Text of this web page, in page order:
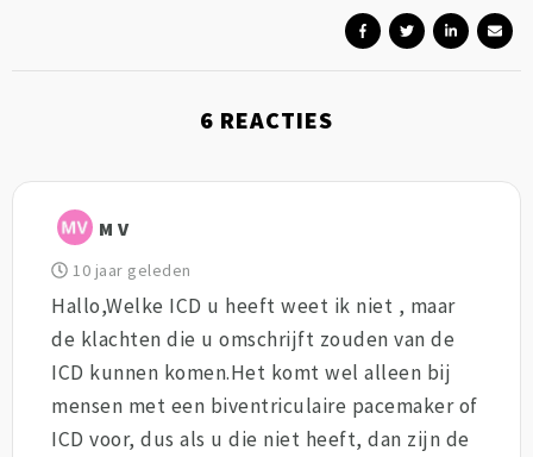
6 REACTIES
M V
10 jaar geleden
Hallo,Welke ICD u heeft weet ik niet , maar
de klachten die u omschrijft zouden van de
ICD kunnen komen.Het komt wel alleen bij
mensen met een biventriculaire pacemaker of
ICD voor, dus als u die niet heeft, dan zijn de